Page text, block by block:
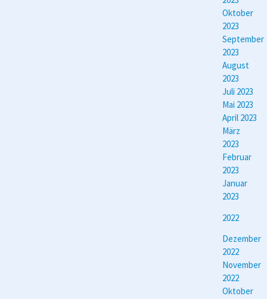
Oktober
2023
September
2023
August
2023
Juli 2023
Mai 2023
April 2023
März
2023
Februar
2023
Januar
2023
2022
Dezember
2022
November
2022
Oktober